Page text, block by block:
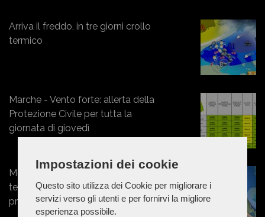
Impostazioni dei cookie
Questo sito utilizza dei Cookie per migliorare i
servizi verso gli utenti e per fornirvi la migliore
esperienza possibile.
Arriva il freddo, in tre giorni crollo
termico
Marche - Vento forte: allerta della
Protezione Civile per tutta la
giornata di giovedì
Meteo. repentino calo delle
temperature da venerdì: probabili
precipitazioni